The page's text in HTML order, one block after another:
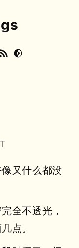
又什么都没
全不透光，
点。